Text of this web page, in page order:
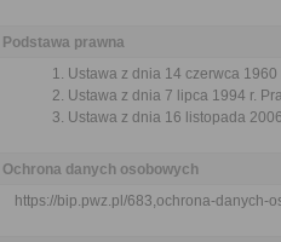
Podstawa prawna
Ustawa z dnia 14 czerwca
Ustawa z dnia 7 lipca 1994 r.
Ustawa z dnia 16 listopada
Ochrona danych osobowych
https://bip.pwz.pl/683,ochrona-danych-